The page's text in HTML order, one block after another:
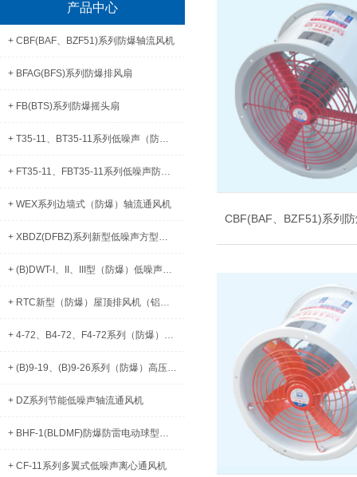
产品中心
+ CBF(BAF、BZF51)系列防爆轴流风机
+ BFAG(BFS)系列防爆排风扇
+ FB(BTS)系列防爆摇头扇
+ T35-11、BT35-11系列低噪声（防爆）轴流通风机
+ FT35-11、FBT35-11系列低噪声防腐(防爆)轴流通风机
+ WEX系列边墙式（防爆）轴流通风机
+ XBDZ(DFBZ)系列新型低噪声方型壁式（防爆）轴流风机
+ (B)DWT-I、II、III型（防爆）低噪声屋顶风机
+ RTC新型（防爆）屋顶排风机（铝制）
+ 4-72、B4-72、F4-72系列（防爆）离心通风机
+ (B)9-19、(B)9-26系列（防爆）高压离心式通风机
+ DZ系列节能低噪声轴流通风机
+ BHF-1(BLDMF)防爆防雷电动球型风帽
+ CF-11系列多翼式低噪声离心通风机